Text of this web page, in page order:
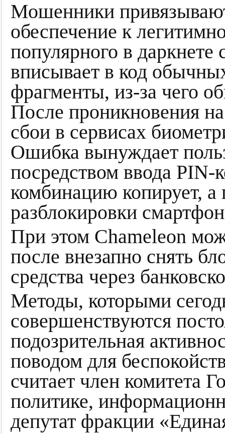
Мошенники
обеспечение к
популярного в
вписывает в код
фрагменты, из-за чего
После проникновения
сбои в сервисах
Ошибка вынуждает
посредством ввода PIN-
комбинацию копирует, а
разблокировки
При этом Chameleon
после внезапно снять
средства через
Методы, которыми
совершенствуются
подозрительная
поводом для
считает член комитета
политике,
депутат фракции